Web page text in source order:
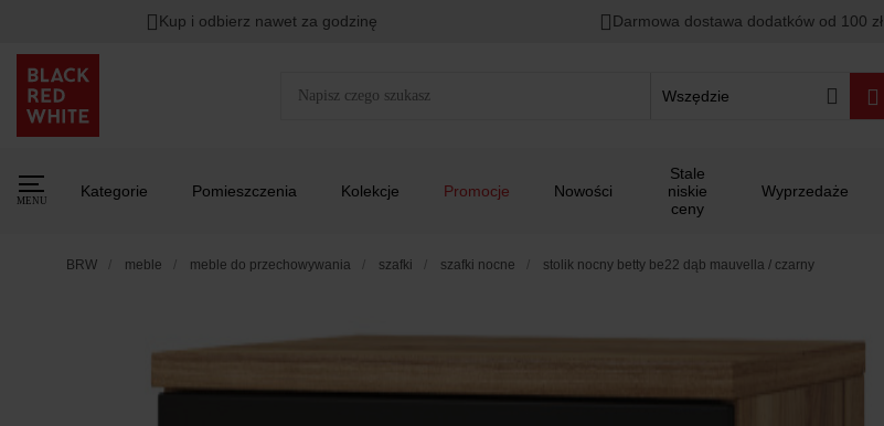
Kup i odbierz nawet za godzinę Darmowa dostawa dodatków od 100 zł
Wszędzie
MENU
Kategorie Pomieszczenia Kolekcje Promocje Nowości
Stale
niskie
ceny
Wyprzedaże
BRW meble meble do przechowywania szafki szafki nocne stolik nocny betty be22 dąb mauvella / czarny